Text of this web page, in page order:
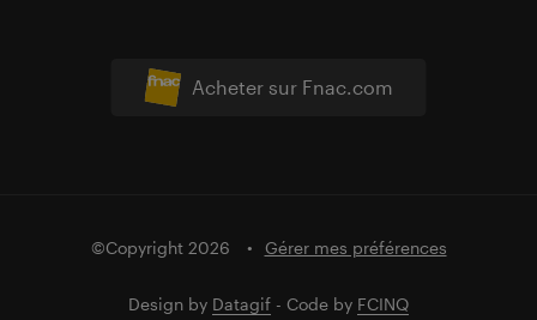
Acheter sur Fnac.com
©Copyright 2026 Gérer mes préférences
Design by Datagif - Code by FCINQ